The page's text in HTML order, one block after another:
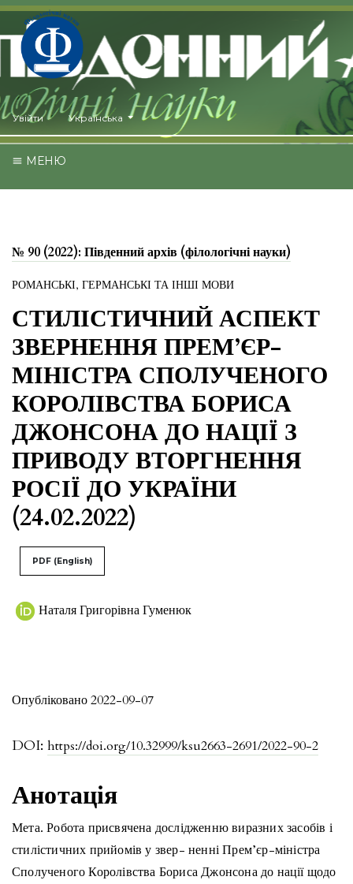
Увійти ##plugins.themes.healthSciences.language.toggle##
Українська
МЕНЮ
№ 90 (2022): Південний архів (філологічні науки)
РОМАНСЬКІ, ГЕРМАНСЬКІ ТА ІНШІ МОВИ
СТИЛІСТИЧНИЙ АСПЕКТ
ЗВЕРНЕННЯ ПРЕМ’ЄР-
МІНІСТРА СПОЛУЧЕНОГО
КОРОЛІВСТВА БОРИСА
ДЖОНСОНА ДО НАЦІЇ З
ПРИВОДУ ВТОРГНЕННЯ
РОСІЇ ДО УКРАЇНИ
(24.02.2022)
PDF (English)
Наталя Григорівна Гуменюк
DOI: https://doi.org/10.32999/ksu2663-2691/2022-90-2
Опубліковано 2022-09-07
Анотація
Мета. Робота присвячена дослідженню виразних засобів і
стилістичних прийомів у звер- ненні Прем’єр-міністра
Сполученого Королівства Бориса Джонсона до нації щодо